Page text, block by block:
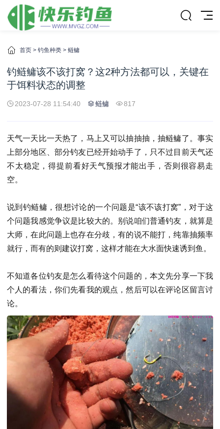
首页 > 钓鱼种类 > 鲢鳙
钓鲢鳙该不该打窝？这2种方法都可以，关键在
于饵料状态的调整
2023-07-28 11:54:40 鲢鳙 817
天气一天比一天热了，马上又可以抽抽抽，抽鲢鳙了。事实
上部分地区、部分钓友已经开始动手了，只不过目前天气还
不太稳定，得提前看好天气预报才能出手，否则很容易走
空。
说到钓鲢鳙，很想讨论的一个问题是“该不该打窝”，对于这
个问题我感觉争议是比较大的。别说咱们普通钓友，就算是
大师，在此问题上也存在分歧，有的说不能打，纯靠抽频率
就行，而有的则建议打窝，这样才能在大水面快速诱到鱼。
不知道各位钓友是怎么看待这个问题的，本文先分享一下我
个人的看法，你们先看我的观点，然后可以在评论区留言讨
论。